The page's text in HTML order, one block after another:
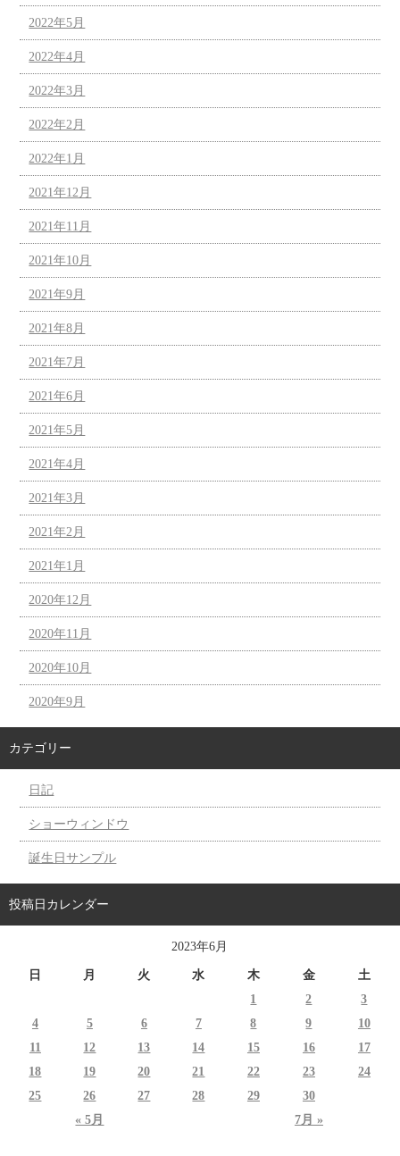
2022年5月
2022年4月
2022年3月
2022年2月
2022年1月
2021年12月
2021年11月
2021年10月
2021年9月
2021年8月
2021年7月
2021年6月
2021年5月
2021年4月
2021年3月
2021年2月
2021年1月
2020年12月
2020年11月
2020年10月
2020年9月
カテゴリー
日記
ショーウィンドウ
誕生日サンプル
投稿日カレンダー
2023年6月
日 月 火 水 木 金 土
« 5月 7月 »
1 2
3
4
5 6 7 8 9
10
11
12 13 14 15 16
17
18
19 20 21 22 23
24
25
26 27 28 29 30